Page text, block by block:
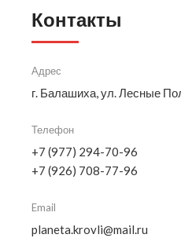
Контакты
Адрес
г. Балашиха, ул. Лесные
Телефон
+7 (977) 294-70-96
+7 (926) 708-77-96
Email
planeta.krovli@mail.ru